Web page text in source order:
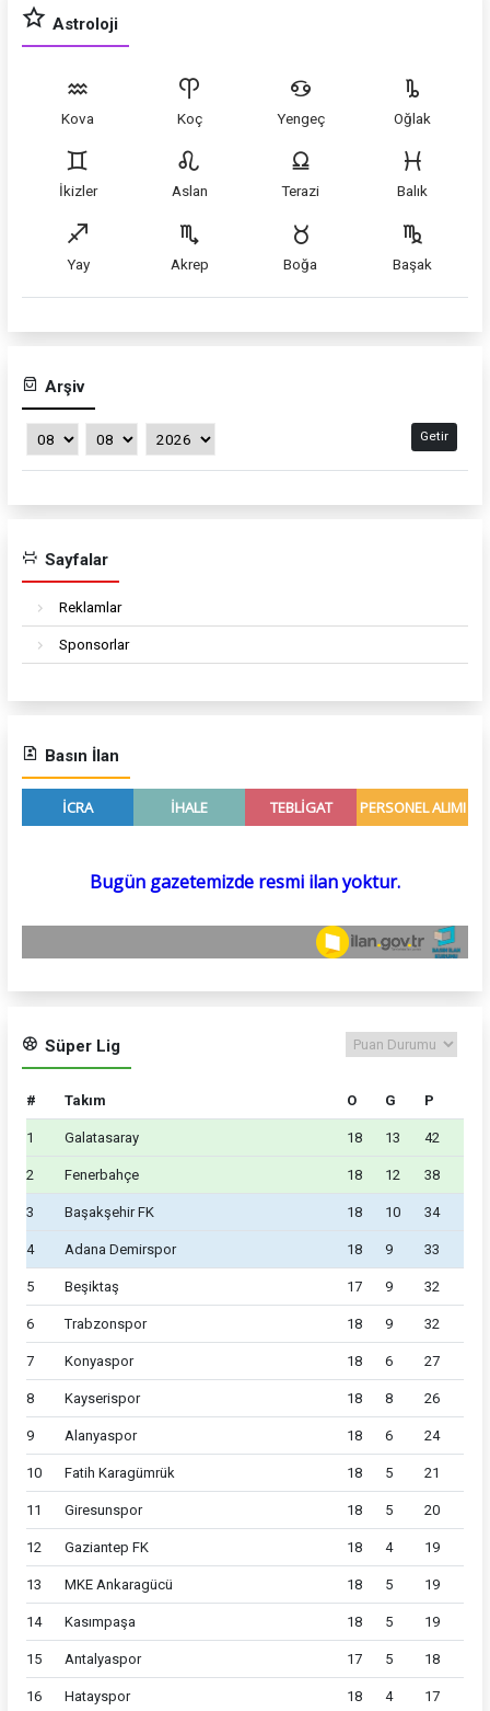
Astroloji
Kova Koç Yengeç Oğlak
İkizler Aslan Terazi Balık
Yay Akrep Boğa Başak
Arşiv
Getir
Sayfalar
Reklamlar
Sponsorlar
Basın İlan
Süper Lig
# Takım O G P
1 Galatasaray 18 13 42
2 Fenerbahçe 18 12 38
3 Başakşehir FK 18 10 34
4 Adana Demirspor 18 9 33
5 Beşiktaş 17 9 32
6 Trabzonspor 18 9 32
7 Konyaspor 18 6 27
8 Kayserispor 18 8 26
9 Alanyaspor 18 6 24
10 Fatih Karagümrük 18 5 21
11 Giresunspor 18 5 20
12 Gaziantep FK 18 4 19
13 MKE Ankaragücü 18 5 19
14 Kasımpaşa 18 5 19
15 Antalyaspor 17 5 18
16 Hatayspor 18 4 17